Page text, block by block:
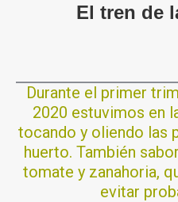
El tren de
Durante el primer
2020 estuvimos en
tocando y oliendo las
huerto. También
tomate y zanahoria,
evitar